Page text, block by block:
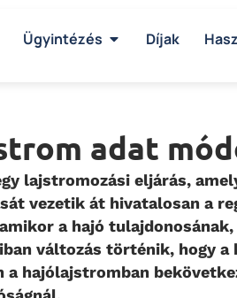
Ügyintézés Díjak
adat
lajstromozási eljárás,
vezetik át hivatalosan a
a hajó
változás történik, hogy
a hajólajstromban